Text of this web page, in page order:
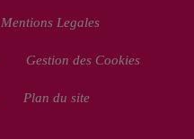
Mentions Legales
Gestion des Cookies
Plan du site